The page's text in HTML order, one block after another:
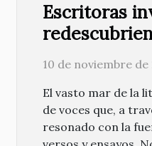
Escritoras
femeninas
10 de noviembre de
El vasto mar de la
de voces que, a
resonado con la